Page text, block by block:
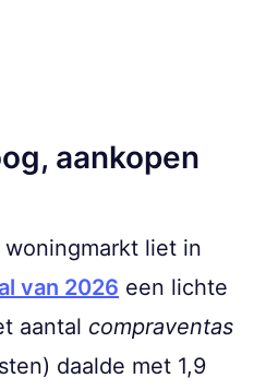
aankopen
liet in
van 2026 een lichte
aantal compraventas
daalde met 1,9